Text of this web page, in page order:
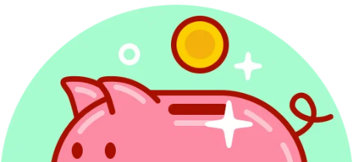
Sprawdź najwyżej oceniany
w Polsce program do rozliczeń